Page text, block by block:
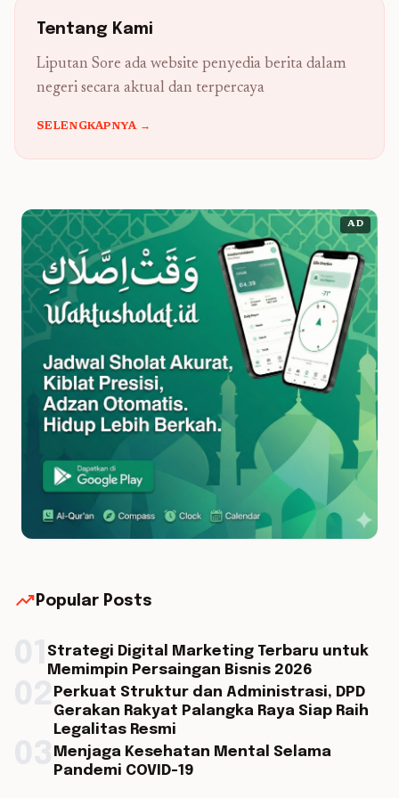
Tentang Kami
Liputan Sore ada website penyedia berita dalam
negeri secara aktual dan terpercaya
SELENGKAPNYA →
AD
trending_up Popular Posts
Strategi Digital Marketing Terbaru untuk
Memimpin Persaingan Bisnis 2026
Perkuat Struktur dan Administrasi, DPD
Gerakan Rakyat Palangka Raya Siap Raih
Legalitas Resmi
Menjaga Kesehatan Mental Selama
Pandemi COVID-19